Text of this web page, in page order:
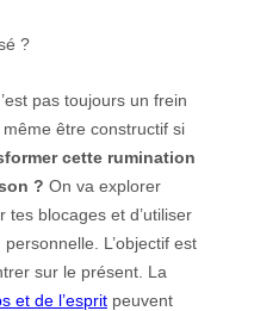
?
pas toujours un frein
être constructif si
cette rumination
? On va explorer
blocages et d’utiliser
L’objectif est
sur le présent. La
et de l’esprit peuvent